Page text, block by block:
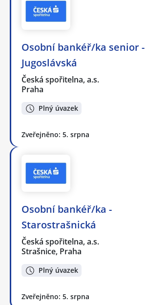
Osobní bankéř/ka senior -
Jugoslávská
Česká spořitelna, a.s.
Praha
Plný úvazek
Zveřejněno: 5. srpna
Osobní bankéř/ka -
Starostrašnická
Česká spořitelna, a.s.
Strašnice, Praha
Plný úvazek
Zveřejněno: 5. srpna